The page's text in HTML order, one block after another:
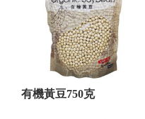
有機黃豆750克